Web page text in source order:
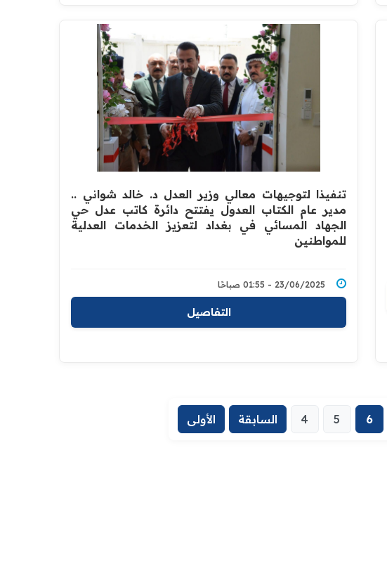
تنفيذا لتوجيهات معالي وزير العدل د. خالد شواني ..
مدير عام الكتاب العدول يفتتح دائرة كاتب عدل حي
الجهاد المسائي في بغداد لتعزيز الخدمات العدلية
للمواطنين
23/06/2025 - 01:55 صباحًا
التفاصيل
الأولى السابقة 4 5 6